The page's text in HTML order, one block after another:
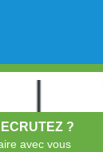
?
avec vous